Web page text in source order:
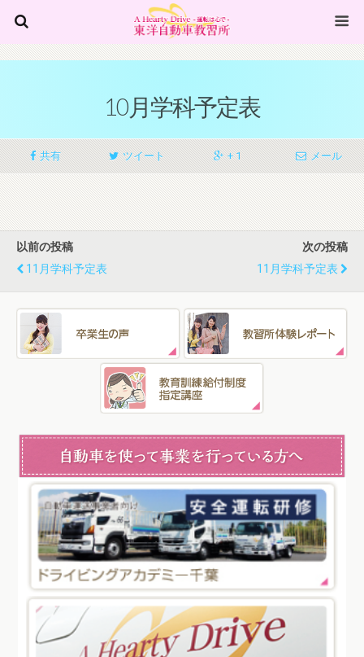
10月学科予定表
共有 ツイート + 1 メール
以前の投稿
11月学科予定表
次の投稿
11月学科予定表